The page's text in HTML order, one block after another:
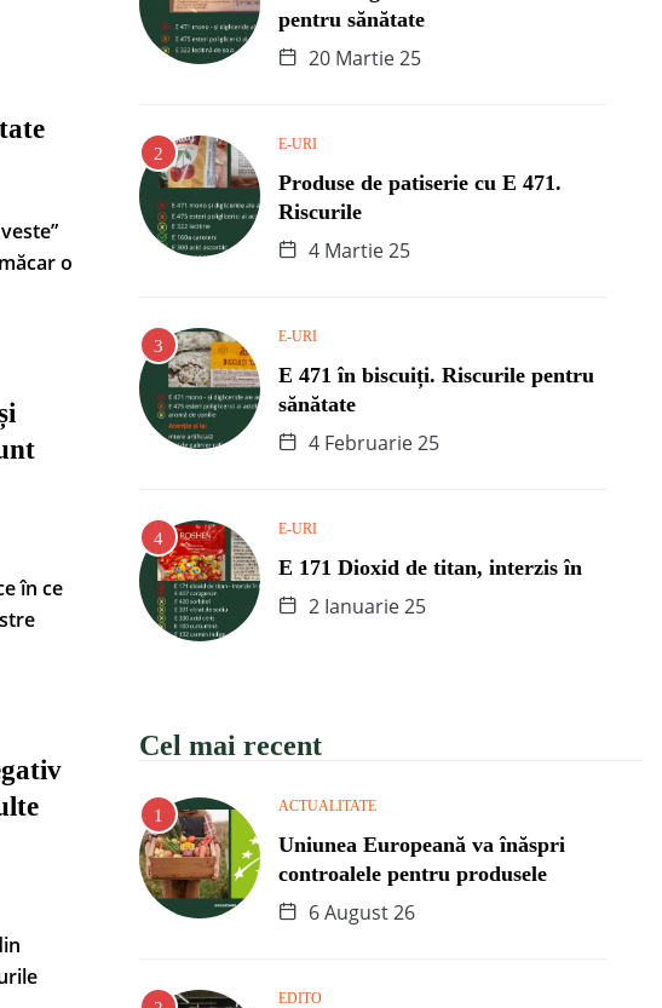
o
în ce
pentru sănătate
20 Martie 25
E-URI
Produse de patiserie cu E 471.
Riscurile
4 Martie 25
E-URI
E 471 în biscuiți. Riscurile pentru
sănătate
4 Februarie 25
E-URI
E 171 Dioxid de titan, interzis în
2 Ianuarie 25
Cel mai recent
ACTUALITATE
Uniunea Europeană va înăspri
controalele pentru produsele
6 August 26
EDITO